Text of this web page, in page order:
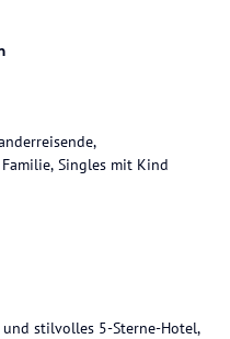
Singles mit Kind
stilvolles 5-Sterne-Hotel,